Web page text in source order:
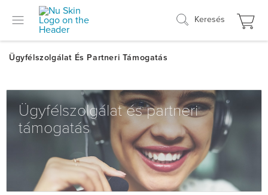
Keresés
Ügyfélszolgálat és partneri
támogatás